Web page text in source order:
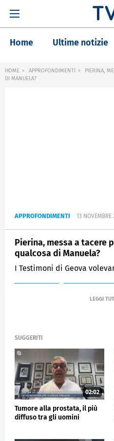
Home Ultime notizie
HOME APPROFONDIMENTI
PIERINA,
DI MANUELA?
APPROFONDIMENTI 13 NOVEMBRE
Pierina, messa a tacere
qualcosa di Manuela?
I Testimoni di Geova
SUGGERITI
02:02
Tumore alla prostata, il più
diffuso tra gli uomini